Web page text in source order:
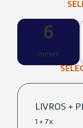
6
meses
LIVROS +
1 + 7x